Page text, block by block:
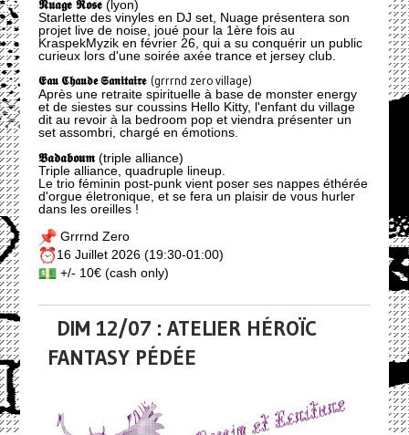
𝕹𝖚𝖆𝖌𝖊 𝕽𝖔𝖘𝖊(lyon)
Starlette des vinyles en DJ set, Nuage présentera son
projet live de noise, joué pour la 1ère fois au
KraspekMyzik en février 26, qui a su conquérir un public
curieux lors d'une soirée axée trance et jersey club.
𝕰𝖆𝖚 𝕮𝖍𝖆𝖚𝖉𝖊 𝕾𝖆𝖓𝖎𝖙𝖆𝖎𝖗𝖊 (grrrnd zero village)
Après une retraite spirituelle à base de monster energy
et de siestes sur coussins Hello Kitty, l'enfant du village
dit au revoir à la bedroom pop et viendra présenter un
set assombri, chargé en émotions.
𝕭𝖆𝖉𝖆𝖇𝖔𝖚𝖒(triple alliance)
Triple alliance, quadruple lineup.
Le trio féminin post-punk vient poser ses nappes éthérée
d'orgue életronique, et se fera un plaisir de vous hurler
dans les oreilles !
Grrrnd Zero
16 Juillet 2026 (19:30-01:00)
+/- 10€ (cash only)
DIM 12/07 : ATELIER HÉROÏC
FANTASY PÉDÉE